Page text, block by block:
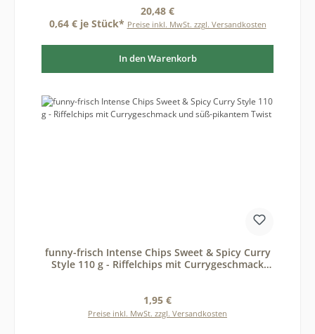
Regulärer Preis:
20,48 €
0,64 € je Stück* Preise inkl. MwSt. zzgl. Versandkosten
In den Warenkorb
funny-frisch Intense Chips Sweet & Spicy Curry
Style 110 g - Riffelchips mit Currygeschmack
Regulärer Preis:
1,95 €
Preise inkl. MwSt. zzgl. Versandkosten